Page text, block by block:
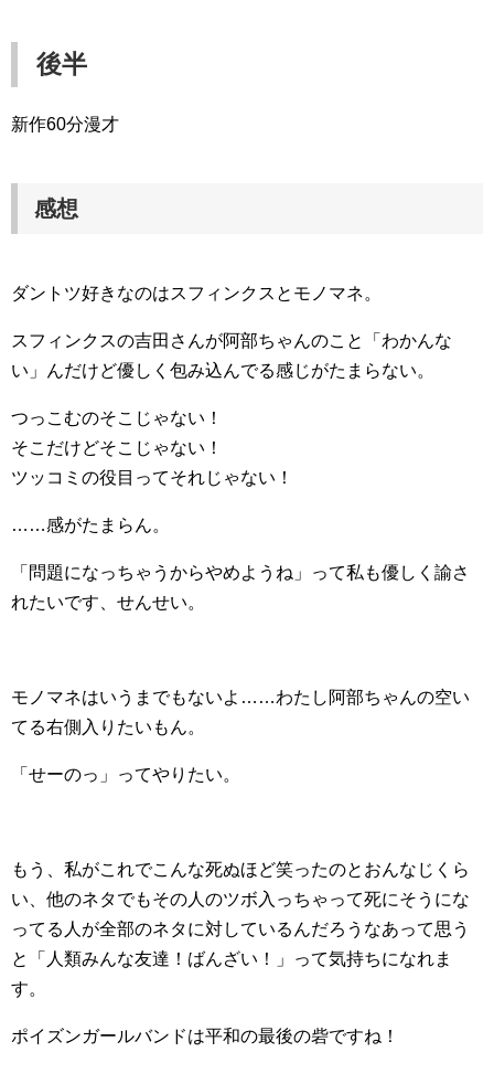
後半
新作60分漫才
感想
ダントツ好きなのはスフィンクスとモノマネ。
スフィンクスの吉田さんが阿部ちゃんのこと「わかんな
い」んだけど優しく包み込んでる感じがたまらない。
つっこむのそこじゃない！
そこだけどそこじゃない！
ツッコミの役目ってそれじゃない！
……感がたまらん。
「問題になっちゃうからやめようね」って私も優しく諭さ
れたいです、せんせい。
モノマネはいうまでもないよ……わたし阿部ちゃんの空い
てる右側入りたいもん。
「せーのっ」ってやりたい。
もう、私がこれでこんな死ぬほど笑ったのとおんなじくら
い、他のネタでもその人のツボ入っちゃって死にそうにな
ってる人が全部のネタに対しているんだろうなあって思う
と「人類みんな友達！ばんざい！」って気持ちになれま
す。
ポイズンガールバンドは平和の最後の砦ですね！